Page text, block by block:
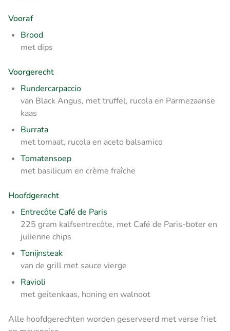
Vooraf
Brood
met dips
Voorgerecht
Rundercarpaccio
van Black Angus, met truffel, rucola en Parmezaanse
kaas
Burrata
met tomaat, rucola en aceto balsamico
Tomatensoep
met basilicum en crème fraîche
Hoofdgerecht
Entrecôte Café de Paris
225 gram kalfsentrecôte, met Café de Paris-boter en
julienne chips
Tonijnsteak
van de grill met sauce vierge
Ravioli
met geitenkaas, honing en walnoot
Alle hoofdgerechten worden geserveerd met verse friet